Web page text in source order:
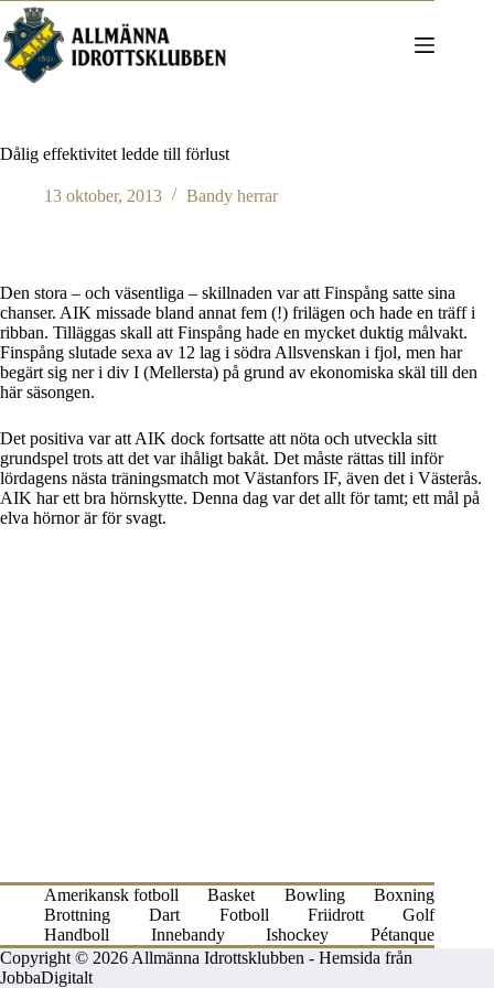
Hoppa
till
innehåll
Dålig effektivitet ledde till förlust
13 oktober, 2013 Bandy herrar
Den stora – och väsentliga – skillnaden var att Finspång satte sina
chanser. AIK missade bland annat fem (!) frilägen och hade en träff i
ribban. Tilläggas skall att Finspång hade en mycket duktig målvakt.
Finspång slutade sexa av 12 lag i södra Allsvenskan i fjol, men har
begärt sig ner i div I (Mellersta) på grund av ekonomiska skäl till den
här säsongen.
Det positiva var att AIK dock fortsatte att nöta och utveckla sitt
grundspel trots att det var ihåligt bakåt. Det måste rättas till inför
lördagens nästa träningsmatch mot Västanfors IF, även det i Västerås.
AIK har ett bra hörnskytte. Denna dag var det allt för tamt; ett mål på
elva hörnor är för svagt.
Amerikansk fotboll Basket Bowling
Boxning
Brottning
Dart Fotboll Friidrott
Golf
Handboll
Innebandy Ishockey
Pétanque
Copyright © 2026 Allmänna Idrottsklubben - Hemsida från
JobbaDigitalt